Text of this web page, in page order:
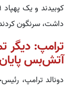
داشت، سرنگون
ترامپ: دیگر
آتش‌بس
دونالد ترامپ،